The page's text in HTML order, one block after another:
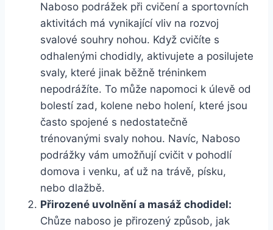
Naboso podrážek⁣ při cvičení a‍ sportovních
aktivitách má ‌vynikající vliv‌ na ⁢rozvoj
svalové souhry nohou. Když ​cvičíte s
odhalenými ‍chodidly, aktivujete a posilujete
svaly, které jinak běžně tréninkem
nepodrážíte. To může napomoci k úlevě od
bolestí zad, kolene nebo holení, které ​jsou
‍často spojené s nedostatečně
trénovanými⁤ svaly⁤ nohou. Navíc, Naboso
podrážky vám umožňují cvičit v ‍pohodlí
domova ‌i venku, ať už ​na ‍trávě, písku,
⁤nebo‌ dlažbě.
Přirozené uvolnění a masáž chodidel:
Chůze naboso je přirozený způsob, jak